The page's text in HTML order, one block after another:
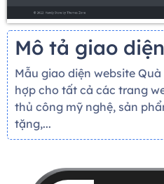
Mô tả giao diện
Mẫu giao diện website
hợp cho tất cả các trang
thủ công mỹ nghệ, sản
tặng,...